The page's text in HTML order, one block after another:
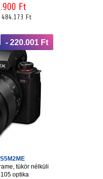
Ft
484.173 Ft
- 220.001 Ft
tükör nélküli
optika